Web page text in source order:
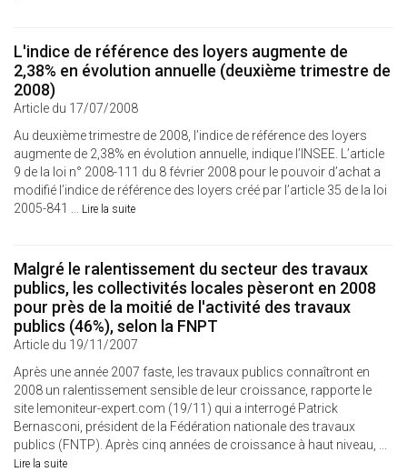
L'indice de référence des loyers augmente de
2,38% en évolution annuelle (deuxième trimestre de
2008)
Article du 17/07/2008
Au deuxième trimestre de 2008, l’indice de référence des loyers
augmente de 2,38% en évolution annuelle, indique l’INSEE. L’article
9 de la loi n° 2008-111 du 8 février 2008 pour le pouvoir d’achat a
modifié l’indice de référence des loyers créé par l’article 35 de la loi
2005-841 ... Lire la suite
Malgré le ralentissement du secteur des travaux
publics, les collectivités locales pèseront en 2008
pour près de la moitié de l'activité des travaux
publics (46%), selon la FNPT
Article du 19/11/2007
Après une année 2007 faste, les travaux publics connaîtront en
2008 un ralentissement sensible de leur croissance, rapporte le
site lemoniteur-expert.com (19/11) qui a interrogé Patrick
Bernasconi, président de la Fédération nationale des travaux
publics (FNTP). Après cinq années de croissance à haut niveau, ...
Lire la suite